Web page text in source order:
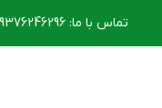
تماس با ما: